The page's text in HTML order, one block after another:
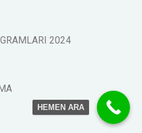
2024
HEMEN ARA